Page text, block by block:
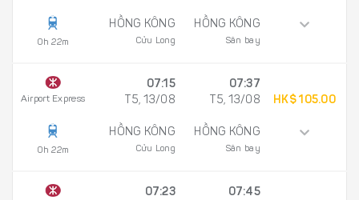
0h 22m
HỒNG KÔNG
Cửu Long
HỒNG KÔNG
Sân bay
Airport Express
0h 22m
07:15
T5, 13/08
HỒNG KÔNG
Cửu Long
07:37
T5, 13/08
HỒNG KÔNG
Sân bay
HK$ 105.00
07:23
07:45